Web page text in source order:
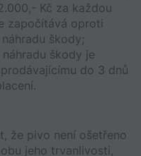
Kč za každou
započítává oproti
škody;
škody je
do 3 dnů
že pivo není ošetřeno
jeho trvanlivosti,